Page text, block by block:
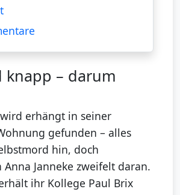
knapp – darum
erhängt in seiner
gefunden – alles
hin, doch
Anna Janneke zweifelt daran.
ihr Kollege Paul Brix